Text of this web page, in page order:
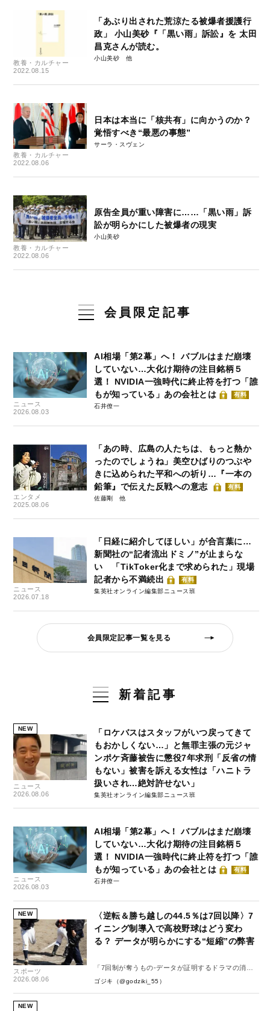
教養・カルチャー
2022.08.15
「あぶり出された荒涼たる被爆者援護行
政」 小山美砂『「黒い雨」訴訟』を 太田
昌克さんが読む。
小山美砂
教養・カルチャー
2022.08.06
日本は本当に「核共有」に向かうのか？
覚悟すべき“最悪の事態”
サーラ・スヴェン
教養・カルチャー
2022.08.06
原告全員が重い障害に……「黒い雨」訴
訟が明らかにした被爆者の現実
小山美砂
会員限定記事
ニュース
2026.08.03
AI相場「第2幕」へ！ バブルはまだ崩壊
していない…大化け期待の注目銘柄５
選！ NVIDIA一強時代に終止符を打つ「誰
もが知っている」あの会社とは
有料
石井僚一
エンタメ
2025.08.06
「あの時、広島の人たちは、もっと熱か
ったのでしょうね」美空ひばりのつぶや
きに込められた平和への祈り…『一本の
鉛筆』で伝えた反戦への意志
有料
佐藤剛
ニュース
2026.07.18
「日経に紹介してほしい」が合言葉に…
新聞社の“記者流出ドミノ”が止まらな
い 「TikToker化まで求められた」現場
記者から不満続出
有料
集英社オンライン編集部ニュース班
会員限定記事一覧を見る
新着記事
NEW
ニュース
2026.08.06
「ロケバスはスタッフがいつ戻ってきて
もおかしくない…」と無罪主張の元ジャ
ンポケ斉藤被告に懲役7年求刑「反省の情
もない」被害を訴える女性は「ハニトラ
扱いされ…絶対許せない」
集英社オンライン編集部ニュース班
ニュース
2026.08.03
AI相場「第2幕」へ！ バブルはまだ崩壊
していない…大化け期待の注目銘柄５
選！ NVIDIA一強時代に終止符を打つ「誰
もが知っている」あの会社とは
有料
石井僚一
NEW
スポーツ
2026.08.06
〈逆転＆勝ち越しの44.5％は7回以降〉7
イニング制導入で高校野球はどう変わ
る？ データが明らかにする“短縮”の弊害
「7回制が奪うもの-データが証明するドラマの消
失-」
ゴジキ（@godziki_55）
NEW